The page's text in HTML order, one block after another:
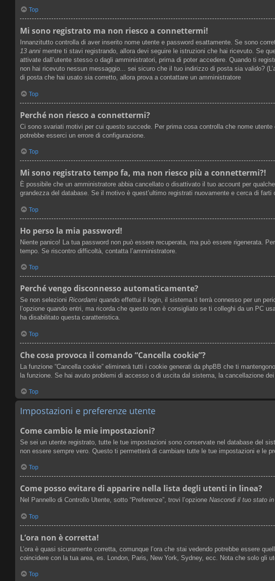
Top
Mi sono registrato ma non riesco a connettermi!
Innanzitutto controlla di aver inserito nome utente e password esattamente. Se sono
13 anni mentre ti stavi registrando, allora devi seguire le istruzioni che hai ricevuto. Se
attivate dall’utente stesso o dagli amministratori, prima di poter accedere. Quando ti
non hai ricevuto nessun messaggio... sei sicuro che il tuo indirizzo di posta sia valido?
di posta che hai usato sia corretto, allora prova a contattare un amministratore
Top
Perché non riesco a connettermi?
Ci sono svariati motivi per cui questo succede. Per prima cosa controlla che nome
potrebbe esserci un errore di configurazione.
Top
Mi sono registrato tempo fa, ma non riesco più a connettermi?!
È possibile che un amministratore abbia cancellato o disattivato il tuo account per
grandezza del database. Se il motivo è quest’ultimo registrati nuovamente e cerca di
Top
Ho perso la mia password!
Niente panico! La tua password non può essere recuperata, ma può essere rigenerata.
tempo. Se riscontro difficoltà, contatta l’amministratore.
Top
Perché vengo disconnesso automaticamente?
Se non selezioni Ricordami quando effettui il login, il sistema ti terrà connesso per un
l’opzione quando entri, ma ricorda che questo non è consigliato se ti colleghi da un PC
ha disabilitato questa caratteristica.
Top
Che cosa provoca il comando “Cancella cookie”?
La funzione “Cancella cookie” eliminerà tutti i cookie generati da phpBB che ti
la funzione. Se hai avuto problemi di accesso o di uscita dal sistema, la cancellazione
Top
Impostazioni e preferenze utente
Come cambio le mie impostazioni?
Se sei un utente registrato, tutte le tue impostazioni sono conservate nel database del
non essere sempre vero. Questo ti permetterà di cambiare tutte le tue impostazioni e le
Top
Come posso evitare di apparire nella lista degli utenti in linea?
Nel Pannello di Controllo Utente, sotto “Preferenze”, trovi l’opzione Nascondi il tuo stato
Top
L’ora non è corretta!
L’ora è quasi sicuramente corretta, comunque l’ora che stai vedendo potrebbe essere
coincidere con la tua area, es. London, Paris, New York, Sydney, ecc. Nota che solo gli
Top